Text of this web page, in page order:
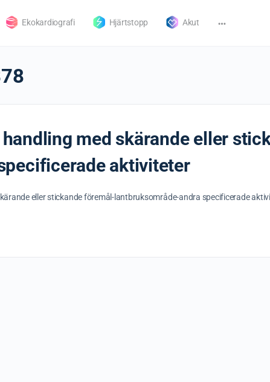
Ekokardiografi Hjärtstopp Akut
med skärande eller
aktiviteter
eller stickande föremål-lantbruksområde-andra specificerade